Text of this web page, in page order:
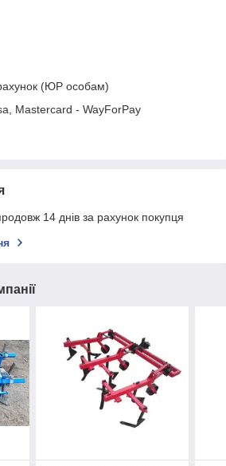
(ЮР особам)
Mastercard - WayForPay
14 днів за рахунок покупця